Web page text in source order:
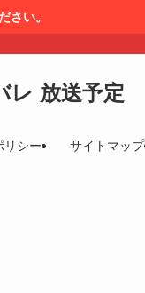
さい。
レ 放送予定
リシー サイトマップ